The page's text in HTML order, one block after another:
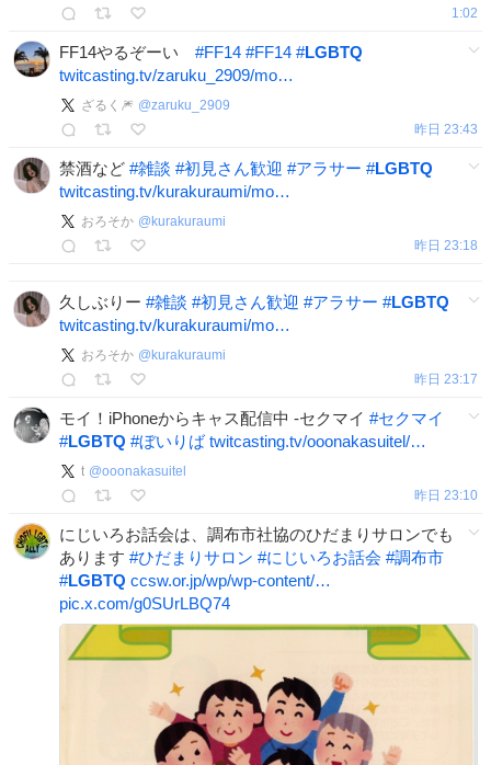
1:02
FF14やるぞーい #FF14 #FF14 #LGBTQ
twitcasting.tv/zaruku_2909/mo…
ざるく🎆 @zaruku_2909
昨日 23:43
禁酒など #雑談 #初見さん歓迎 #アラサー #LGBTQ
twitcasting.tv/kurakuraumi/mo…
おろそか @ kurakuraumi
昨日 23:18
久しぶりー #雑談 #初見さん歓迎 #アラサー #LGBTQ
twitcasting.tv/kurakuraumi/mo…
おろそか @ kurakuraumi
昨日 23:17
モイ！iPhoneからキャス配信中 -セクマイ #セクマイ
#LGBTQ #ぼいりば twitcasting.tv/ooonakasuitel/…
t @ooonakasuitel
昨日 23:10
にじいろお話会は、調布市社協のひだまりサロンでも
あります #ひだまりサロン #にじいろお話会 #調布市
#LGBTQ ccsw.or.jp/wp/wp-content/…
pic.x.com/g0SUrLBQ74